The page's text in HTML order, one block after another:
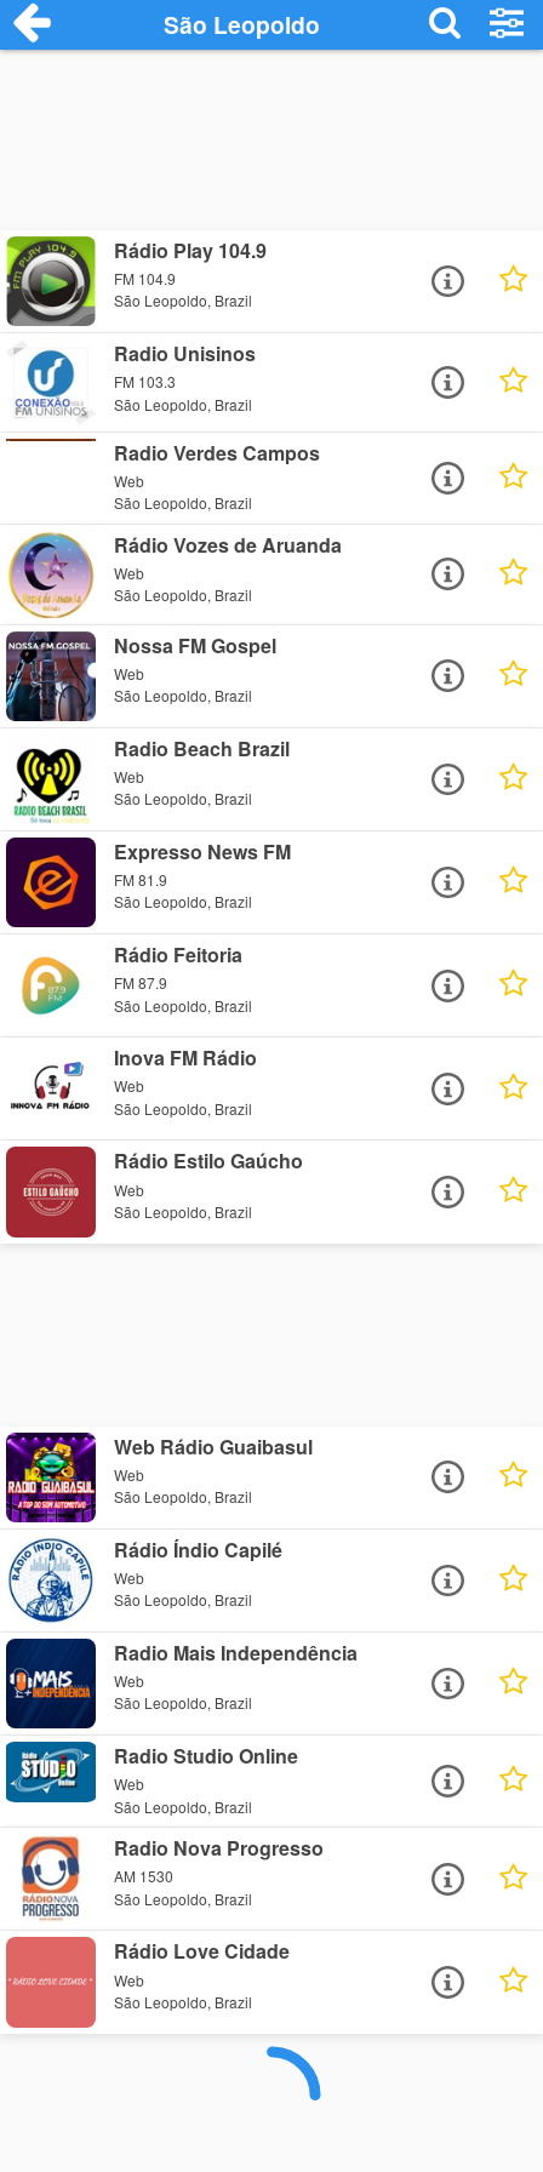
São Leopoldo
Rádio Play 104.9
FM 104.9
São Leopoldo, Brazil
Radio Unisinos
FM 103.3
São Leopoldo, Brazil
Radio Verdes Campos
Web
São Leopoldo, Brazil
Rádio Vozes de Aruanda
Web
São Leopoldo, Brazil
Nossa FM Gospel
Web
São Leopoldo, Brazil
Radio Beach Brazil
Web
São Leopoldo, Brazil
Expresso News FM
FM 81.9
São Leopoldo, Brazil
Rádio Feitoria
FM 87.9
São Leopoldo, Brazil
Inova FM Rádio
Web
São Leopoldo, Brazil
Rádio Estilo Gaúcho
Web
São Leopoldo, Brazil
Web Rádio Guaibasul
Web
São Leopoldo, Brazil
Rádio Índio Capilé
Web
São Leopoldo, Brazil
Radio Mais Independência
Web
São Leopoldo, Brazil
Radio Studio Online
Web
São Leopoldo, Brazil
Radio Nova Progresso
AM 1530
São Leopoldo, Brazil
Rádio Love Cidade
Web
São Leopoldo, Brazil